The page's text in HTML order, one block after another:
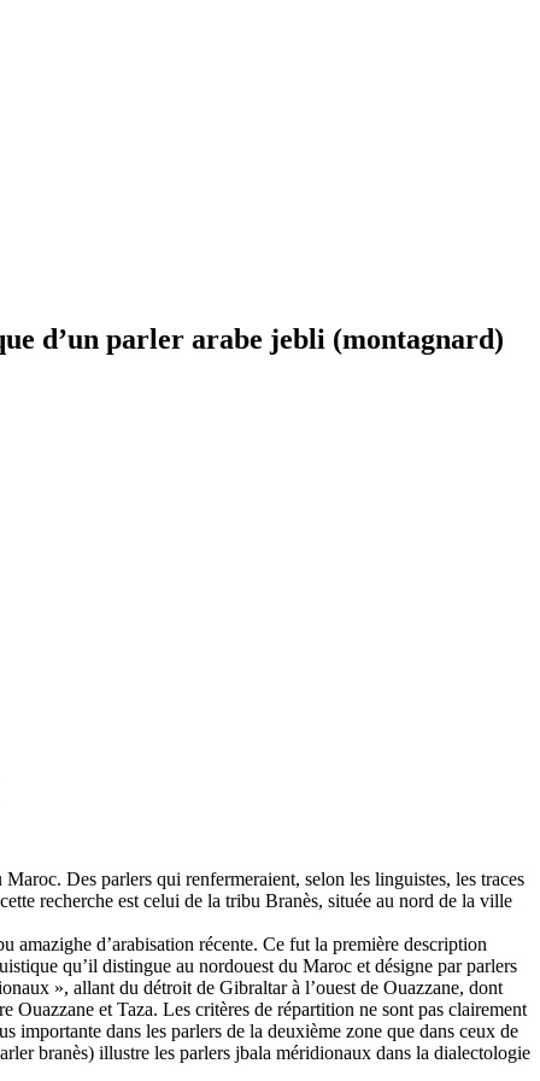
d’un parler arabe jebli (montagnard)
Des parlers qui renfermeraient, selon les linguistes, les traces
recherche est celui de la tribu Branès, située au nord de la ville
d’arabisation récente. Ce fut la première description
qu’il distingue au nordouest du Maroc et désigne par parlers
», allant du détroit de Gibraltar à l’ouest de Ouazzane, dont
Ouazzane et Taza. Les critères de répartition ne sont pas clairement
importante dans les parlers de la deuxième zone que dans ceux de
branès) illustre les parlers jbala méridionaux dans la dialectologie